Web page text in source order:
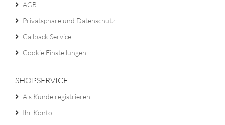
AGB
Privatsphäre und Datenschutz
Callback Service
Cookie Einstellungen
SHOPSERVICE
Als Kunde registrieren
Ihr Konto